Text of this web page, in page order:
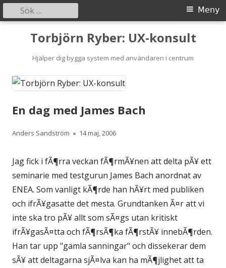
Torbjörn Ryber: UX-konsult
Hjälper dig bygga system med användaren i centrum
Primär
meny
Meny
Sök
efter:
En dag med James Bach
Författare
Anders Sandström
Publicerat
14 maj, 2006
Jag fick i fÃ¶rra veckan fÃ¶rmÃ¥nen att delta pÃ¥ ett
seminarie med testgurun James Bach anordnat av
ENEA. Som vanligt kÃ¶rde han hÃ¥rt med publiken
och ifrÃ¥gasatte det mesta. Grundtanken Ã¤r att vi
inte ska tro pÃ¥ allt som sÃ¤gs utan kritiskt
ifrÃ¥gasÃ¤tta och fÃ¶rsÃ¶ka fÃ¶rstÃ¥ innebÃ¶rden.
Han tar upp "gamla sanningar" och dissekerar dem
sÃ¥ att deltagarna sjÃ¤lva kan ha mÃ¶jlighet att ta